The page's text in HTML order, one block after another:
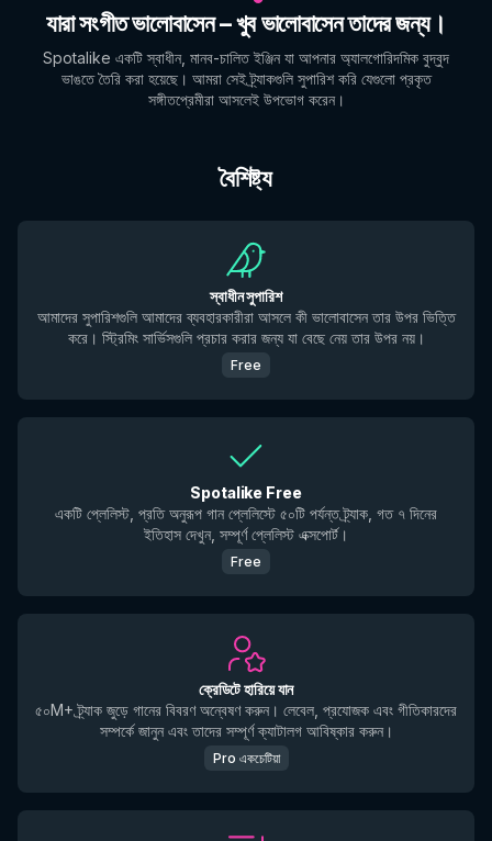
যারা সংগীত ভালোবাসেন – খুব ভালোবাসেন তাদের জন্য।
Spotalike একটি স্বাধীন, মানব-চালিত ইঞ্জিন যা আপনার অ্যালগোরিদমিক বুদ্বুদ
ভাঙতে তৈরি করা হয়েছে। আমরা সেই ট্র্যাকগুলি সুপারিশ করি যেগুলো প্রকৃত
সঙ্গীতপ্রেমীরা আসলেই উপভোগ করেন।
বৈশিষ্ট্য
স্বাধীন সুপারিশ
আমাদের সুপারিশগুলি আমাদের ব্যবহারকারীরা আসলে কী ভালোবাসেন তার উপর ভিত্তি
করে। স্ট্রিমিং সার্ভিসগুলি প্রচার করার জন্য যা বেছে নেয় তার উপর নয়।
Free
Spotalike Free
একটি প্লেলিস্ট, প্রতি অনুরূপ গান প্লেলিস্টে ৫০টি পর্যন্ত ট্র্যাক, গত ৭ দিনের
ইতিহাস দেখুন, সম্পূর্ণ প্লেলিস্ট এক্সপোর্ট।
Free
ক্রেডিটে হারিয়ে যান
৫০M+ ট্র্যাক জুড়ে গানের বিবরণ অন্বেষণ করুন। লেবেল, প্রযোজক এবং গীতিকারদের
সম্পর্কে জানুন এবং তাদের সম্পূর্ণ ক্যাটালগ আবিষ্কার করুন।
Pro একচেটিয়া